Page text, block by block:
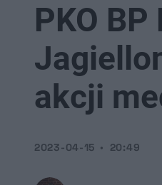
PKO
akcji
2023-04-15 20:49